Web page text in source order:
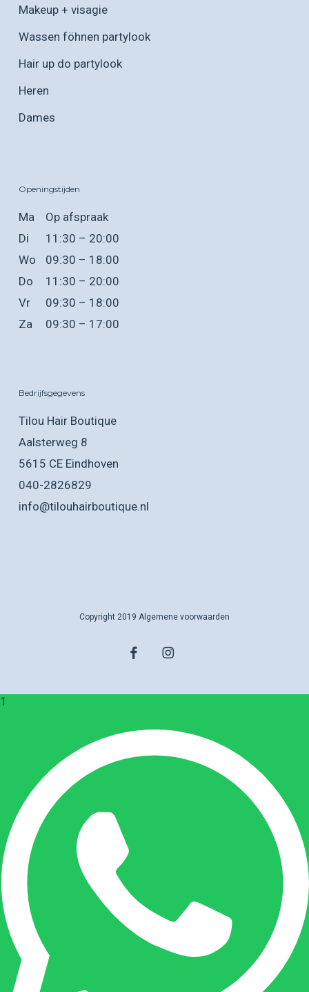
Makeup + visagie
Wassen föhnen partylook
Hair up do partylook
Heren
Dames
Openingstijden
Ma Op afspraak
Di
11:30 – 20:00
Wo
09:30 – 18:00
Do
11:30 – 20:00
Vr
09:30 – 18:00
Za
09:30 – 17:00
Bedrijfsgegevens
Tilou Hair Boutique
Aalsterweg 8
5615 CE Eindhoven
040-2826829
info@tilouhairboutique.nl
Copyright 2019 Algemene voorwaarden
facebookinstagram
1